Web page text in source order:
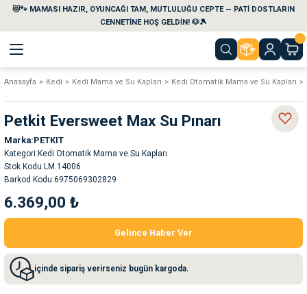
😻🐾 MAMASI HAZIR, OYUNCAĞI TAM, MUTLULUĞU CEPTE — PATİ DOSTLARIN
CENNETİNE HOŞ GELDİN! 🐶🎾
Geri Dön
Geri Dön
Temizlik Ürünleri
Geri Dön
Geri Dön
Geri Dön
Geri Dön
Anasayfa Kedi Kedi Mama ve Su Kapları Kedi Otomatik Mama ve Su Kapları
Petkit Eversweet Max Su Pınarı
Marka PETKIT
Kategori Kedi Otomatik Mama ve Su Kapları
Stok Kodu LM.14006
Barkod Kodu 6975069302829
6.369,00 ₺
Gelince Haber Ver
içinde sipariş verirseniz bugün kargoda.